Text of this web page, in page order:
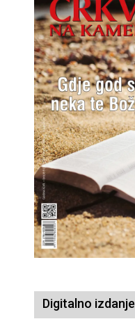
Digitalno izdanje